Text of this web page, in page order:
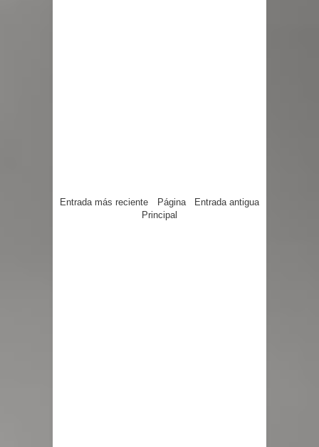
Entrada más reciente Entrada antigua
Página
Principal